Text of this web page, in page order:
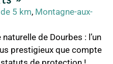
5 km, Montagne-aux-
de Dourbes : l’un
prestigieux que compte